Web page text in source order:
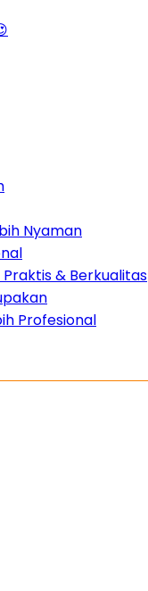
Nyaman
& Berkualitas
Profesional